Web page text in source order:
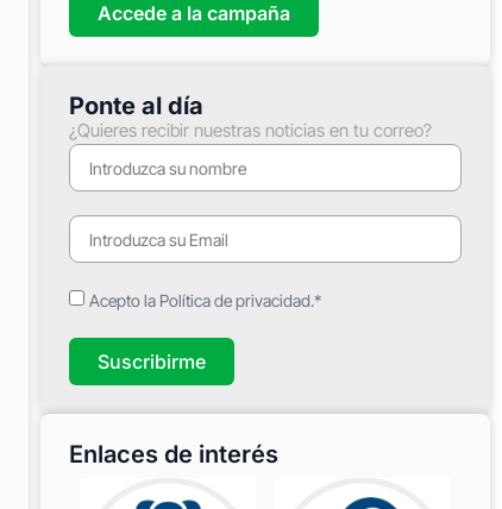
Accede a la campaña
Ponte al día
¿Quieres recibir nuestras noticias en tu correo?
Acepto la Política de privacidad.*
Suscribirme
Enlaces de interés